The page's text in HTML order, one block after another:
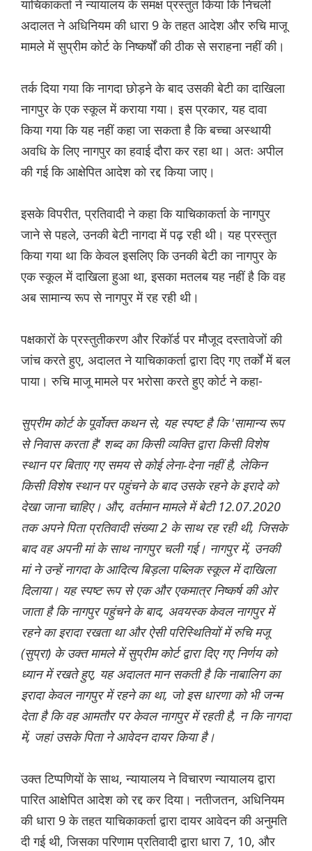
याचिकाकर्ता ने न्यायालय के समक्ष प्रस्तुत किया कि निचली
अदालत ने अधिनियम की धारा 9 के तहत आदेश और रुचि माजू
मामले में सुप्रीम कोर्ट के निष्कर्षों की ठीक से सराहना नहीं की।
तर्क दिया गया कि नागदा छोड़ने के बाद उसकी बेटी का दाखिला
नागपुर के एक स्कूल में कराया गया। इस प्रकार, यह दावा
किया गया कि यह नहीं कहा जा सकता है कि बच्चा अस्थायी
अवधि के लिए नागपुर का हवाई दौरा कर रहा था। अतः अपील
की गई कि आक्षेपित आदेश को रद्द किया जाए।
इसके विपरीत, प्रतिवादी ने कहा कि याचिकाकर्ता के नागपुर
जाने से पहले, उनकी बेटी नागदा में पढ़ रही थी। यह प्रस्तुत
किया गया था कि केवल इसलिए कि उनकी बेटी का नागपुर के
एक स्कूल में दाखिला हुआ था, इसका मतलब यह नहीं है कि वह
अब सामान्य रूप से नागपुर में रह रही थी।
पक्षकारों के प्रस्तुतीकरण और रिकॉर्ड पर मौजूद दस्तावेजों की
जांच करते हुए, अदालत ने याचिकाकर्ता द्वारा दिए गए तर्कों में बल
पाया। रुचि माजू मामले पर भरोसा करते हुए कोर्ट ने कहा-
सुप्रीम कोर्ट के पूर्वोक्त कथन से, यह स्पष्ट है कि 'सामान्य रूप
से निवास करता है' शब्द का किसी व्यक्ति द्वारा किसी विशेष
स्थान पर बिताए गए समय से कोई लेना-देना नहीं है, लेकिन
किसी विशेष स्थान पर पहुंचने के बाद उसके रहने के इरादे को
देखा जाना चाहिए। और, वर्तमान मामले में बेटी 12.07.2020
तक अपने पिता प्रतिवादी संख्या 2 के साथ रह रही थी, जिसके
बाद वह अपनी मां के साथ नागपुर चली गई। नागपुर में, उनकी
मां ने उन्हें नागदा के आदित्य बिड़ला पब्लिक स्कूल में दाखिला
दिलाया। यह स्पष्ट रूप से एक और एकमात्र निष्कर्ष की ओर
जाता है कि नागपुर पहुंचने के बाद, अवयस्क केवल नागपुर में
रहने का इरादा रखता था और ऐसी परिस्थितियों में रुचि मजू
(सुप्रा) के उक्त मामले में सुप्रीम कोर्ट द्वारा दिए गए निर्णय को
ध्यान में रखते हुए, यह अदालत मान सकती है कि नाबालिग का
इरादा केवल नागपुर में रहने का था, जो इस धारणा को भी जन्म
देता है कि वह आमतौर पर केवल नागपुर में रहती है, न कि नागदा
में, जहां उसके पिता ने आवेदन दायर किया है।
उक्त टिप्पणियों के साथ, न्यायालय ने विचारण न्यायालय द्वारा
पारित आक्षेपित आदेश को रद्द कर दिया। नतीजतन, अधिनियम
की धारा 9 के तहत याचिकाकर्ता द्वारा दायर आवेदन की अनुमति
दी गई थी, जिसका परिणाम प्रतिवादी द्वारा धारा 7, 10, और